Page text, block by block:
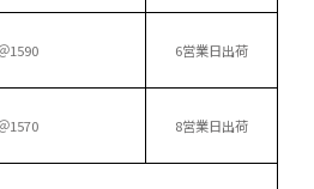
1590 6営業日出荷
1570 8営業日出荷